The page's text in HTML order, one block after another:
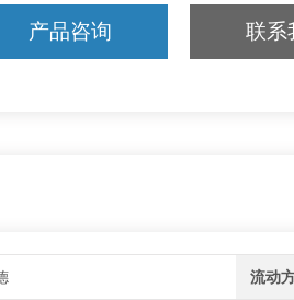
产品咨询 联系
流动